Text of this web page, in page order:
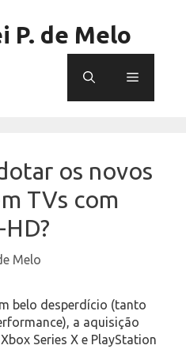
P. de Melo
Menu
os novos
TVs com
Melo
belo desperdício (tanto
a aquisição
Series X e PlayStation